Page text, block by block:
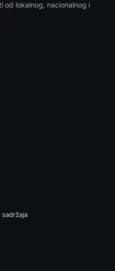
od lokalnog, nacionalnog i
sadržaja